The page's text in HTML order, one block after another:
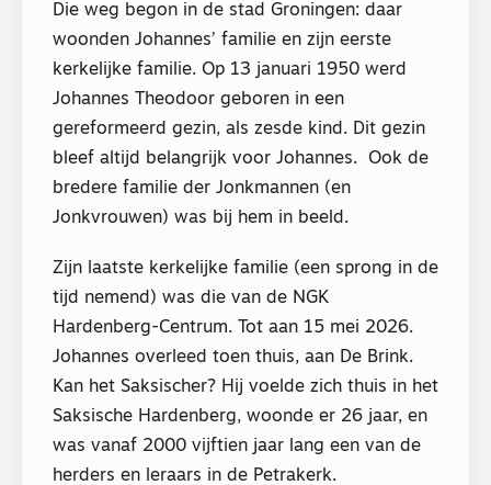
Die weg begon in de stad Groningen: daar
woonden Johannes’ familie en zijn eerste
kerkelijke familie. Op 13 januari 1950 werd
Johannes Theodoor geboren in een
gereformeerd gezin, als zesde kind. Dit gezin
bleef altijd belangrijk voor Johannes.
Ook de
bredere familie der Jonkmannen (en
Jonkvrouwen) was bij hem in beeld.
Zijn laatste kerkelijke familie (een sprong in de
tijd nemend) was die van de NGK
Hardenberg-Centrum. Tot aan 15 mei 2026.
Johannes overleed toen thuis, aan De Brink.
Kan het Saksischer? Hij voelde zich thuis in het
Saksische Hardenberg, woonde er 26 jaar, en
was vanaf 2000 vijftien jaar lang een van de
herders en leraars in de Petrakerk.